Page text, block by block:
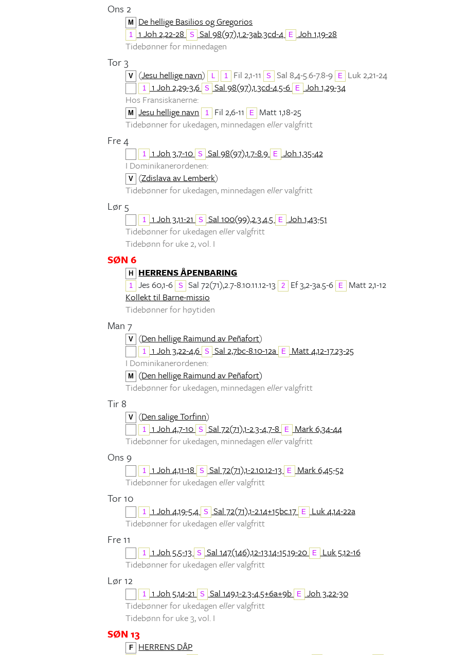
Ons 2
M De hellige Basilios og Gregorios
1 1 Joh 2,22-28 S Sal 98(97),1.2-3ab.3cd-4 E
Joh 1,19-28
Tidebønner for minnedagen
Tor 3
V (Jesu hellige navn) L 1 Fil 2,1-11 S Sal 8,4-5.6-7.8-9 E Luk 2,21-24
1 1 Joh 2,29-3,6 S Sal 98(97),1.3cd-4.5-6 E
Joh 1,29-34
Hos Fransiskanerne:
M Jesu hellige navn 1 Fil 2,6-11 E
Matt 1,18-25
Tidebønner for ukedagen, minnedagen ellervalgfritt
Fre 4
1 1 Joh 3,7-10 S Sal 98(97),1.7-8.9 E
Joh 1,35-42
I Dominikanerordenen:
V (Zdislava av Lemberk)
Tidebønner for ukedagen, minnedagen ellervalgfritt
Lør 5
1 1 Joh 3,11-21 S Sal 100(99),2.3.4.5 E
Joh 1,43-51
Tidebønner for ukedagen ellervalgfritt
Tidebønn for uke 2, vol. I
SØN 6
H HERRENS ÅPENBARING
1 Jes 60,1-6 S Sal 72(71),2.7-8.10.11.12-13 2 Ef 3,2-3a.5-6 E
Matt 2,1-12
Kollekt til Barne-missio
Tidebønner for høytiden
Man 7
V (Den hellige Raimund av Peñafort)
1 1 Joh 3,22-4,6 S Sal 2,7bc-8.10-12a E
Matt 4,12-17.23-25
I Dominikanerordenen:
M (Den hellige Raimund av Peñafort)
Tidebønner for ukedagen, minnedagen ellervalgfritt
Tir 8
V (Den salige Torfinn)
1 1 Joh 4,7-10 S Sal 72(71),1-2.3-4.7-8 E
Mark 6,34-44
Tidebønner for ukedagen, minnedagen ellervalgfritt
Ons 9
1 1 Joh 4,11-18 S Sal 72(71),1-2.10.12-13 E
Mark 6,45-52
Tidebønner for ukedagen ellervalgfritt
Tor 10
1 1 Joh 4,19-5,4 S Sal 72(71),1-2.14+15bc.17 E
Luk 4,14-22a
Tidebønner for ukedagen ellervalgfritt
Fre 11
1 1 Joh 5,5-13 S Sal 147(146),12-13.14-15.19-20 E
Luk 5,12-16
Tidebønner for ukedagen ellervalgfritt
Lør 12
1 1 Joh 5,14-21 S Sal 149,1-2.3-4.5+6a+9b E
Joh 3,22-30
Tidebønner for ukedagen ellervalgfritt
Tidebønn for uke 3, vol. I
SØN 13
F
HERRENS DÅP